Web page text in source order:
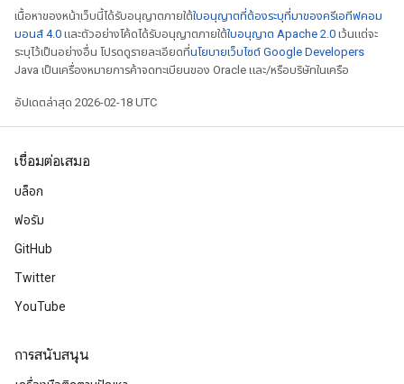
เนื้อหาของหน้าเว็บนี้ได้รับอนุญาตภายใต้ใบอนุญาตที่ต้องระบุที่มาของครีเอทีฟคอม
มอนส์ 4.0 และตัวอย่างโค้ดได้รับอนุญาตภายใต้ใบอนุญาต Apache 2.0 เว้นแต่จะ
ระบุไว้เป็นอย่างอื่น โปรดดูรายละเอียดที่นโยบายเว็บไซต์ Google Developers
Java เป็นเครื่องหมายการค้าจดทะเบียนของ Oracle และ/หรือบริษัทในเครือ
อัปเดตล่าสุด 2026-02-18 UTC
เชื่อมต่อเสมอ
บล็อก
ฟอรัม
GitHub
Twitter
YouTube
การสนับสนุน